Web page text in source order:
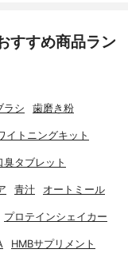
すすめ商品ラン
ラシ 歯磨き粉
イトニングキット
臭タブレット
青汁 オートミール
プロテインシェイカー
HMBサプリメント